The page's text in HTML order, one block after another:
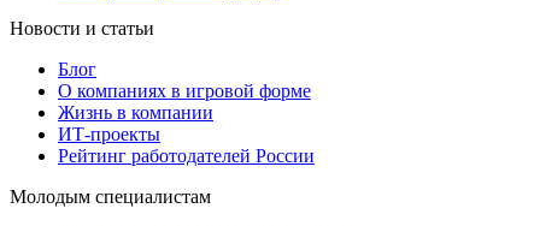
Новости и статьи
Блог
О компаниях в игровой форме
Жизнь в компании
ИТ-проекты
Рейтинг работодателей России
Молодым специалистам